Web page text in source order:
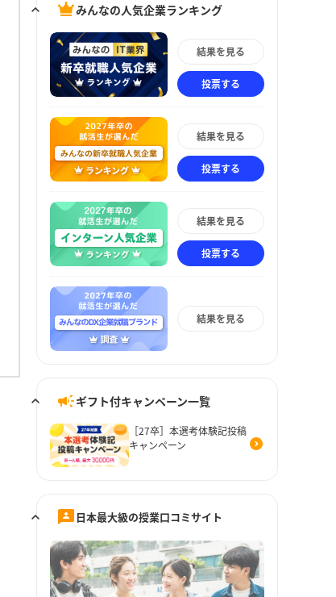
みんなの人気企業ランキング
結果を見る
投票する
結果を見る
投票する
結果を見る
投票する
結果を見る
ギフト付キャンペーン一覧
［27卒］本選考体験記投稿
キャンペーン
日本最大級の授業口コミサイト